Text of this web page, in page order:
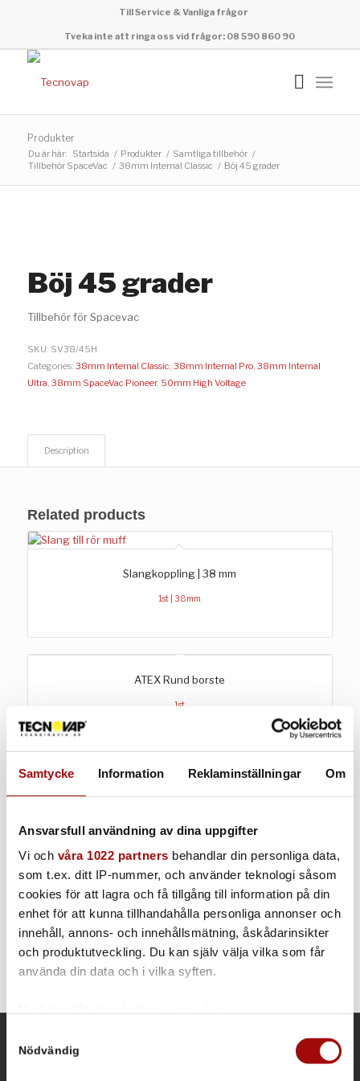
Samtycke Information Reklaminställningar Om
Ansvarsfull användning av dina uppgifter
Vi och våra 1022 partners behandlar din personliga data,
som t.ex. ditt IP-nummer, och använder teknologi såsom
cookies för att lagra och få tillgång till information på din
enhet för att kunna tillhandahålla personliga annonser och
innehåll, annons- och innehållsmätning, åskådarinsikter
och produktutveckling. Du kan själv välja vilka som får
använda din data och i vilka syften.
kan ha en noggrannhet på upp till flera meter
Nödvändig
Till Service & Vanliga frågor
Tveka inte att ringa oss vid frågor: 08 590 860 90
Produkter
Du är här: Startsida / Produkter / Samtliga tillbehör /
Tillbehör SpaceVac / 38mm Internal Classic / Böj 45 grader
Böj 45 grader
Tillbehör för Spacevac
SKU: SV38/45H
Categories: 38mm Internal Classic, 38mm Internal Pro, 38mm Internal
Ultra, 38mm SpaceVac Pioneer, 50mm High Voltage
Description
Related products
Slangkoppling | 38 mm
1st | 38mm
ATEX Rund borste
1st
ATEX Golv- och väggmunstycke 300 mm
1st